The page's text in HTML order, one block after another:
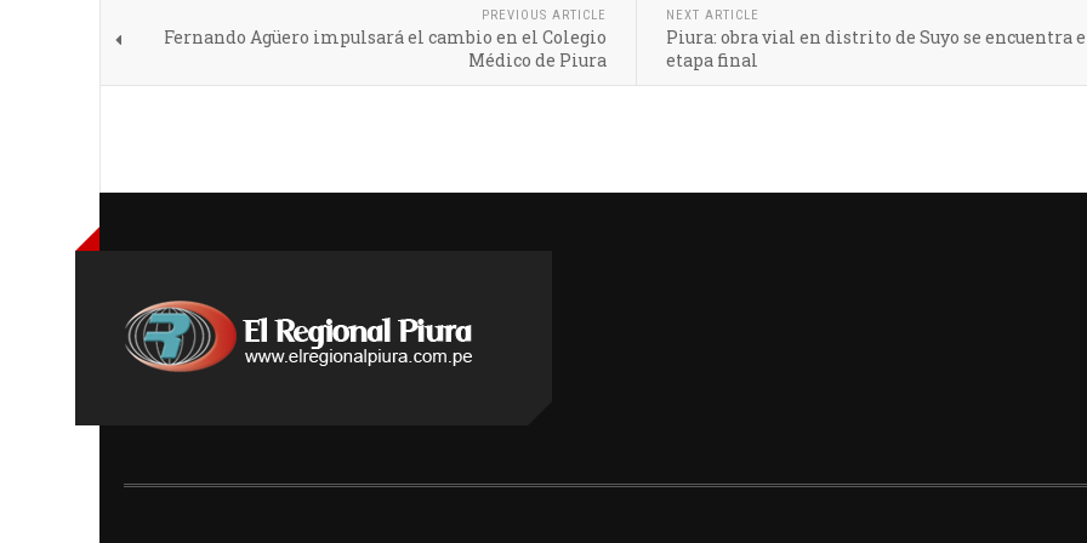
PREVIOUS ARTICLE
Fernando Agüero impulsará el cambio en el Colegio
Médico de Piura
NEXT ARTICLE
Piura: obra vial en distrito de Suyo se encuentra
etapa final